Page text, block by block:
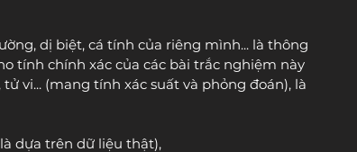
dị biệt, cá tính của riêng mình... là thông
tính chính xác của các bài trắc nghiệm này
vi... (mang tính xác suất và phỏng đoán), là
dựa trên dữ liệu thật),